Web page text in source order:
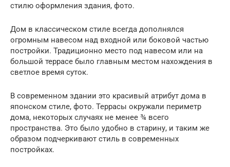
стилю оформления здания, фото.
Дом в классическом стиле всегда дополнялся
огромным навесом над входной или боковой частью
постройки. Традиционно место под навесом или на
большой террасе было главным местом нахождения в
светлое время суток.
В современном здании это красивый атрибут дома в
японском стиле, фото. Террасы окружали периметр
дома, некоторых случаях не менее ¾ всего
пространства. Это было удобно в старину, и таким же
образом подчеркивают стиль в современных
постройках.